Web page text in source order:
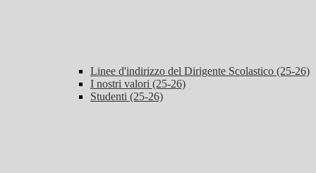
Linee d'indirizzo del Dirigente Scolastico (25-26)
I nostri valori (25-26)
Studenti (25-26)